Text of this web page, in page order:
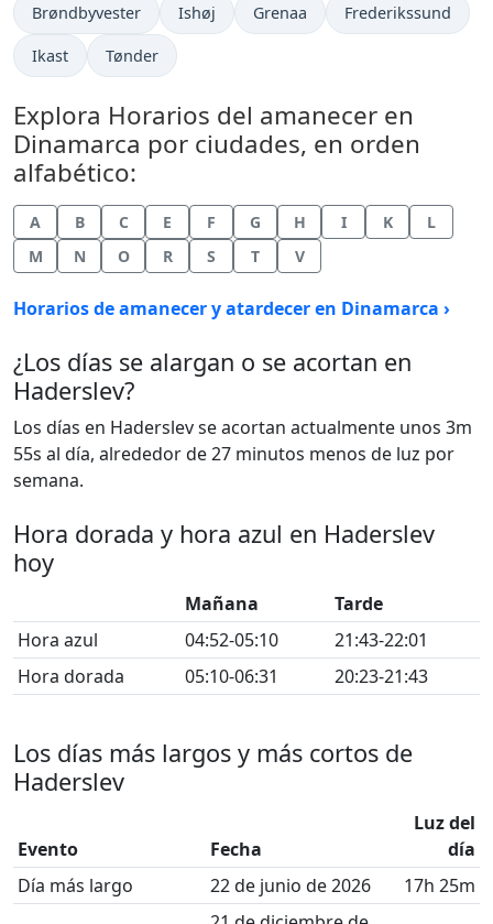
Brøndbyvester Ishøj Grenaa Frederikssund
Ikast Tønder
Explora Horarios del amanecer en
Dinamarca por ciudades, en orden
alfabético:
A B C E F G H I K
L
M
N O R S T V
Horarios de amanecer y atardecer en Dinamarca ›
¿Los días se alargan o se acortan en
Haderslev?
Los días en Haderslev se acortan actualmente unos 3m
55s al día, alrededor de 27 minutos menos de luz por
semana.
Hora dorada y hora azul en Haderslev
hoy
Mañana
Tarde
Hora azul
04:52-05:10
21:43-22:01
Hora dorada
05:10-06:31 20:23-21:43
Los días más largos y más cortos de
Haderslev
Evento Fecha
Luz del
día
Día más largo
22 de junio de 2026 17h 25m